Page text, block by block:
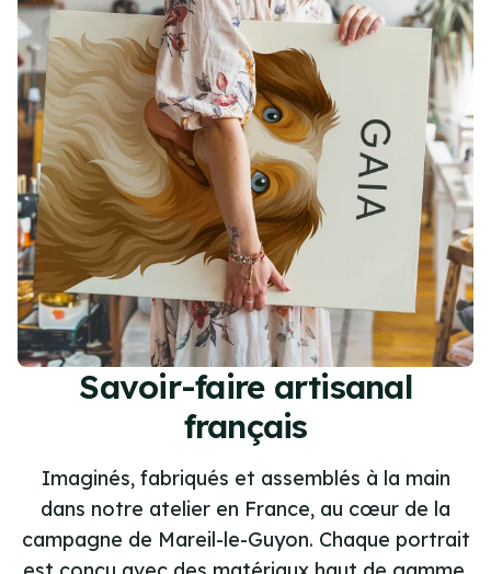
Savoir-faire artisanal
français
Imaginés, fabriqués et assemblés à la main
dans notre atelier en France, au cœur de la
campagne de Mareil-le-Guyon. Chaque portrait